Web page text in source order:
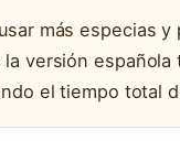
más especias
versión
el tiempo total